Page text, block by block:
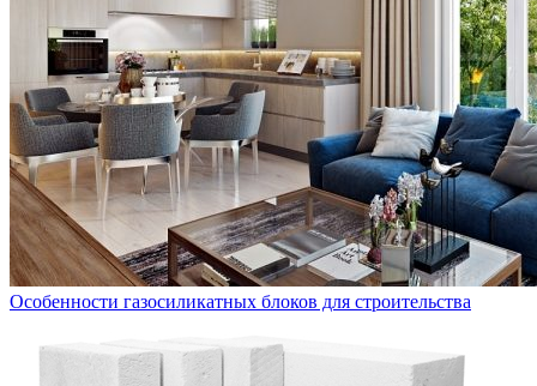
Особенности газосиликатных блоков для строительства